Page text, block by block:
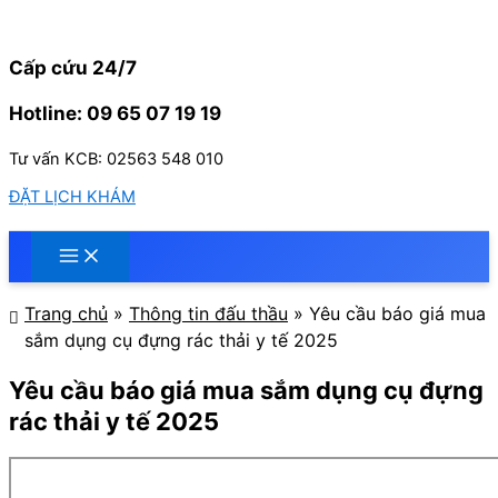
nội
Cấp cứu 24/7
Hotline: 09 65 07 19 19
Tư vấn KCB: 02563 548 010
ĐẶT LỊCH KHÁM
Trang chủ » Thông tin đấu thầu » Yêu cầu báo giá mua
sắm dụng cụ đựng rác thải y tế 2025
Yêu cầu báo giá mua sắm dụng cụ đựng
rác thải y tế 2025